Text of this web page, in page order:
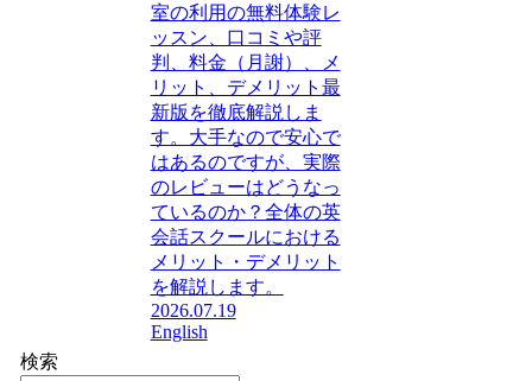
室の利用の無料体験レ
ッスン、口コミや評
判、料金（月謝）、メ
リット、デメリット最
新版を徹底解説しま
す。大手なので安心で
はあるのですが、実際
のレビューはどうなっ
ているのか？全体の英
会話スクールにおける
メリット・デメリット
を解説します。
2026.07.19
English
検索